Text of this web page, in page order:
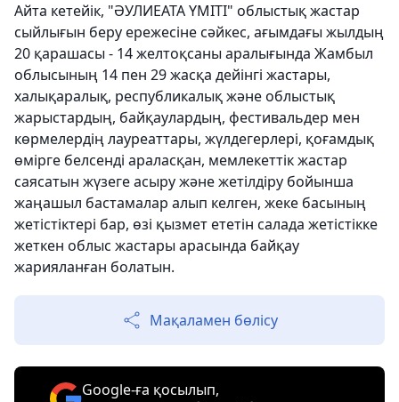
Айта кетейік, "ӘУЛИЕАТА ҮМІТІ" облыстық жастар
сыйлығын беру ережесіне сәйкес, ағымдағы жылдың
20 қарашасы - 14 желтоқсаны аралығында Жамбыл
облысының 14 пен 29 жасқа дейінгі жастары,
халықаралық, республикалық және облыстық
жарыстардың, байқаулардың, фестивальдер мен
көрмелердің лауреаттары, жүлдегерлері, қоғамдық
өмірге белсенді араласқан, мемлекеттік жастар
саясатын жүзеге асыру және жетілдіру бойынша
жаңашыл бастамалар алып келген, жеке басының
жетістіктері бар, өзі қызмет ететін салада жетістікке
жеткен облыс жастары арасында байқау
жарияланған болатын.
Мақаламен бөлісу
Google-ға қосылып,